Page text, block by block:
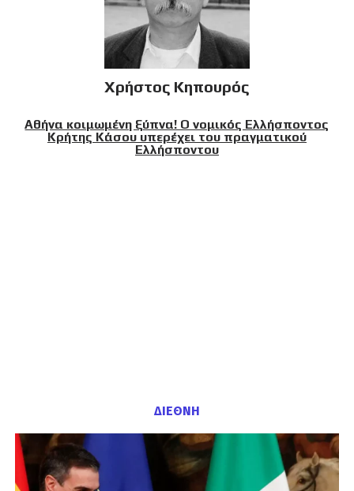
Χρήστος Κηπουρός
Αθήνα κοιμωμένη ξύπνα! Ο νομικός Ελλήσποντος
Κρήτης Κάσου υπερέχει του πραγματικού
Ελλήσποντου
ΔΙΕΘΝΗ